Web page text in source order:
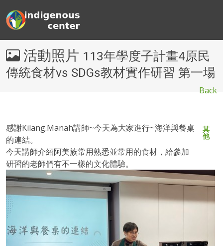
活動照片 113年學度子計畫4原民
傳統食材vs SDGs教材實作研習 第一場
Back
感謝Kilang.Manah講師~今天為大家進行~海洋與餐桌
的連結。
今天講師介紹阿美族常用熟悉並常用的食材，給參加
研習的老師們有不一樣的文化體驗。
其
他